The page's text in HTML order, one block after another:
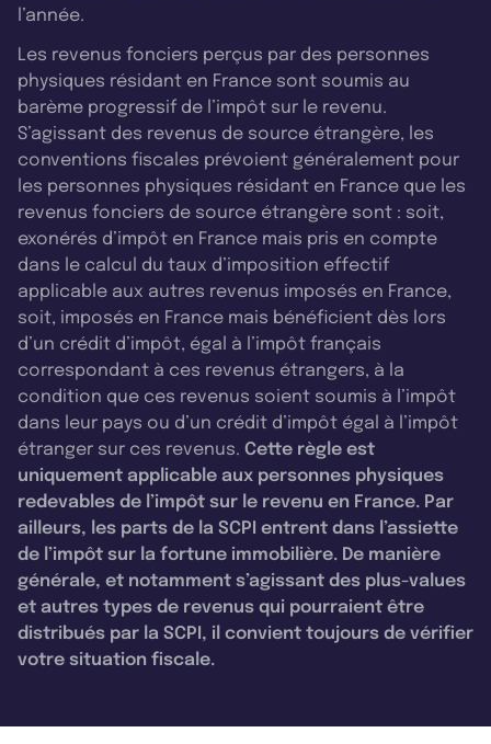
l’année.
Les revenus fonciers perçus par des personnes
physiques résidant en France sont soumis au
barème progressif de l’impôt sur le revenu.
S’agissant des revenus de source étrangère, les
conventions fiscales prévoient généralement pour
les personnes physiques résidant en France que les
revenus fonciers de source étrangère sont : soit,
exonérés d’impôt en France mais pris en compte
dans le calcul du taux d’imposition effectif
applicable aux autres revenus imposés en France,
soit, imposés en France mais bénéficient dès lors
d’un crédit d’impôt, égal à l’impôt français
correspondant à ces revenus étrangers, à la
condition que ces revenus soient soumis à l’impôt
dans leur pays ou d’un crédit d’impôt égal à l’impôt
étranger sur ces revenus. Cette règle est
uniquement applicable aux personnes physiques
redevables de l’impôt sur le revenu en France. Par
ailleurs, les parts de la SCPI entrent dans l’assiette
de l’impôt sur la fortune immobilière. De manière
générale, et notamment s’agissant des plus-values
et autres types de revenus qui pourraient être
distribués par la SCPI, il convient toujours de vérifier
votre situation fiscale.